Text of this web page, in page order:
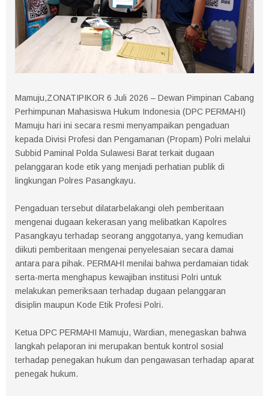
Mamuju,ZONATIPIKOR 6 Juli 2026 – Dewan Pimpinan Cabang
Perhimpunan Mahasiswa Hukum Indonesia (DPC PERMAHI)
Mamuju hari ini secara resmi menyampaikan pengaduan
kepada Divisi Profesi dan Pengamanan (Propam) Polri melalui
Subbid Paminal Polda Sulawesi Barat terkait dugaan
pelanggaran kode etik yang menjadi perhatian publik di
lingkungan Polres Pasangkayu.
Pengaduan tersebut dilatarbelakangi oleh pemberitaan
mengenai dugaan kekerasan yang melibatkan Kapolres
Pasangkayu terhadap seorang anggotanya, yang kemudian
diikuti pemberitaan mengenai penyelesaian secara damai
antara para pihak. PERMAHI menilai bahwa perdamaian tidak
serta-merta menghapus kewajiban institusi Polri untuk
melakukan pemeriksaan terhadap dugaan pelanggaran
disiplin maupun Kode Etik Profesi Polri.
Ketua DPC PERMAHI Mamuju, Wardian, menegaskan bahwa
langkah pelaporan ini merupakan bentuk kontrol sosial
terhadap penegakan hukum dan pengawasan terhadap aparat
penegak hukum.